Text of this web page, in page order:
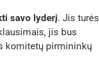
savo lyderį. Jis turės
jis bus
komitetų pirmininkų